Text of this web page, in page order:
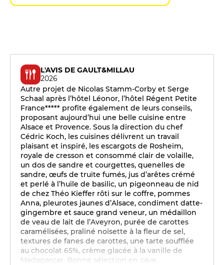
L'AVIS DE GAULT&MILLAU
2026
Autre projet de Nicolas Stamm-Corby et Serge
Schaal après l’hôtel Léonor, l’hôtel Régent Petite
France***** profite également de leurs conseils,
proposant aujourd’hui une belle cuisine entre
Alsace et Provence. Sous la direction du chef
Cédric Koch, les cuisines délivrent un travail
plaisant et inspiré, les escargots de Rosheim,
royale de cresson et consommé clair de volaille,
un dos de sandre et courgettes, quenelles de
sandre, œufs de truite fumés, jus d’arêtes crémé
et perlé à l’huile de basilic, un pigeonneau de nid
de chez Théo Kieffer rôti sur le coffre, pommes
Anna, pleurotes jaunes d’Alsace, condiment datte-
gingembre et sauce grand veneur, un médaillon
de veau de lait de l’Aveyron, purée de carottes
caramélisées, praliné noisette à la fleur de sel,
textures de fanes de carottes, une tarte soufflée
au chocolat 65%, crème glacée à la vanille de
Madagascar. Bonne sélection en cave.